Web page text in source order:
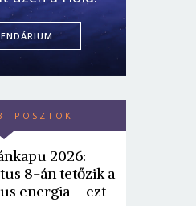
POSZTOK
2026:
8-án tetőzik a
energia – ezt